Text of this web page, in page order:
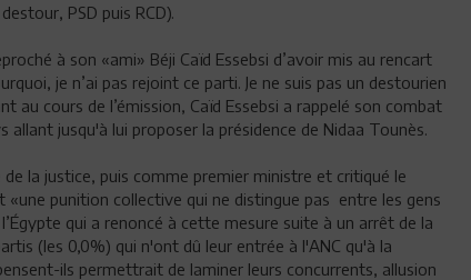
PSD puis RCD).
à son «ami» Béji Caïd Essebsi d’avoir mis au rencart
je n’ai pas rejoint ce parti. Je ne suis pas un destourien
au cours de l’émission, Caïd Essebsi a rappelé son combat
jusqu'à lui proposer la présidence de Nidaa Tounès.
la justice, puis comme premier ministre et critiqué le
punition collective qui ne distingue pas entre les gens
qui a renoncé à cette mesure suite à un arrêt de la
(les 0,0%) qui n'ont dû leur entrée à l'ANC qu'à la
ils permettrait de laminer leurs concurrents, allusion